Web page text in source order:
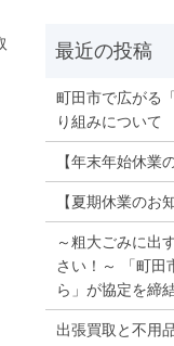
町田市で広がる
り組みについて
【年末年始休業
【夏期休業のお
～粗大ごみに出
さい！～ 「町田
ら」が協定を締
出張買取と不用